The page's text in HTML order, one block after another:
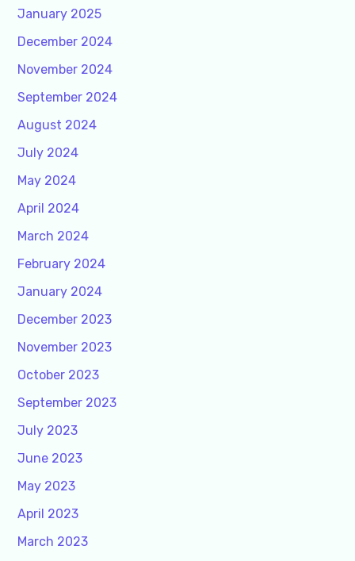
January 2025
December 2024
November 2024
September 2024
August 2024
July 2024
May 2024
April 2024
March 2024
February 2024
January 2024
December 2023
November 2023
October 2023
September 2023
July 2023
June 2023
May 2023
April 2023
March 2023